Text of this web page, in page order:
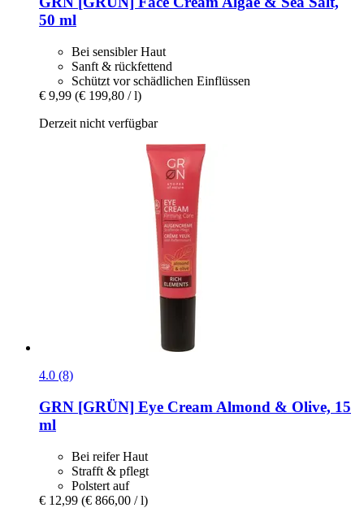
50 ml
Bei sensibler Haut
Sanft & rückfettend
Schützt vor schädlichen Einflüssen
€ 9,99 (€ 199,80 / l)
Derzeit nicht verfügbar
4.0 (8)
GRN [GRÜN] Eye Cream Almond & Olive, 15
ml
Bei reifer Haut
Strafft & pflegt
Polstert auf
€ 12,99 (€ 866,00 / l)